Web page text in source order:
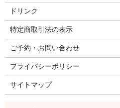
ドリンク
特定商取引法の表示
ご予約・お問い合わせ
プライバシーポリシー
サイトマップ